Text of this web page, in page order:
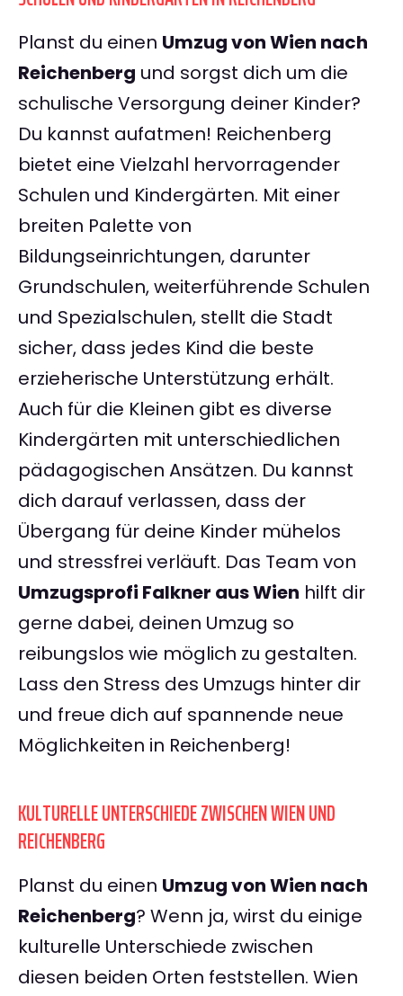
Planst du einen Umzug von Wien nach
Reichenberg und sorgst dich um die
schulische Versorgung deiner Kinder?
Du kannst aufatmen! Reichenberg
bietet eine Vielzahl hervorragender
Schulen und Kindergärten. Mit einer
breiten Palette von
Bildungseinrichtungen, darunter
Grundschulen, weiterführende Schulen
und Spezialschulen, stellt die Stadt
sicher, dass jedes Kind die beste
erzieherische Unterstützung erhält.
Auch für die Kleinen gibt es diverse
Kindergärten mit unterschiedlichen
pädagogischen Ansätzen. Du kannst
dich darauf verlassen, dass der
Übergang für deine Kinder mühelos
und stressfrei verläuft. Das Team von
Umzugsprofi Falkner aus Wien hilft dir
gerne dabei, deinen Umzug so
reibungslos wie möglich zu gestalten.
Lass den Stress des Umzugs hinter dir
und freue dich auf spannende neue
Möglichkeiten in Reichenberg!
KULTURELLE UNTERSCHIEDE ZWISCHEN WIEN UND
REICHENBERG
Planst du einen Umzug von Wien nach
Reichenberg? Wenn ja, wirst du einige
kulturelle Unterschiede zwischen
diesen beiden Orten feststellen. Wien